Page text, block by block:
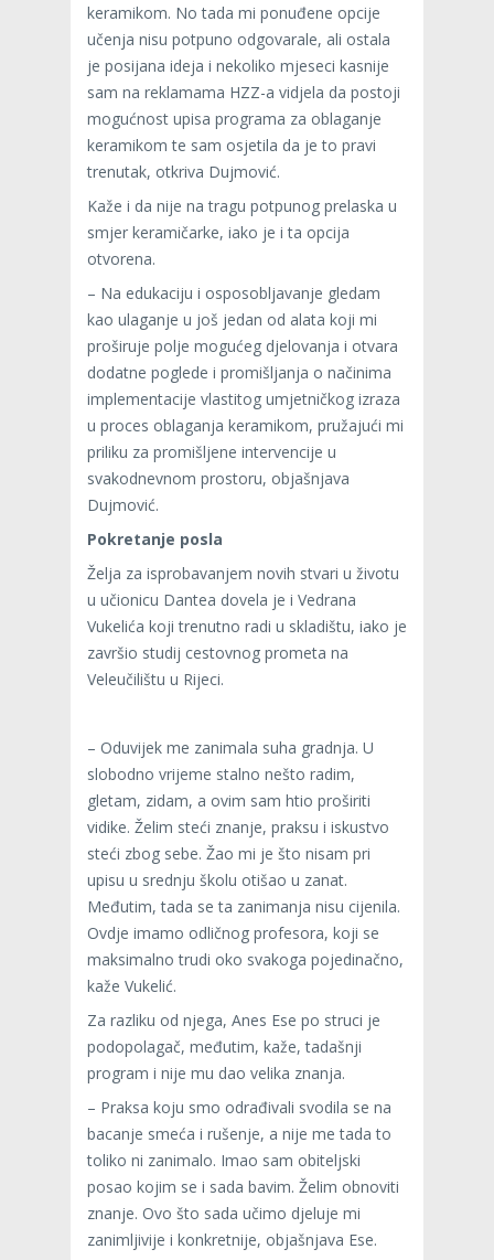
keramikom. No tada mi ponuđene opcije
učenja nisu potpuno odgovarale, ali ostala
je posijana ideja i nekoliko mjeseci kasnije
sam na reklamama HZZ-a vidjela da postoji
mogućnost upisa programa za oblaganje
keramikom te sam osjetila da je to pravi
trenutak, otkriva Dujmović.
Kaže i da nije na tragu potpunog prelaska u
smjer keramičarke, iako je i ta opcija
otvorena.
– Na edukaciju i osposobljavanje gledam
kao ulaganje u još jedan od alata koji mi
proširuje polje mogućeg djelovanja i otvara
dodatne poglede i promišljanja o načinima
implementacije vlastitog umjetničkog izraza
u proces oblaganja keramikom, pružajući mi
priliku za promišljene intervencije u
svakodnevnom prostoru, objašnjava
Dujmović.
Pokretanje posla
Želja za isprobavanjem novih stvari u životu
u učionicu Dantea dovela je i Vedrana
Vukelića koji trenutno radi u skladištu, iako je
završio studij cestovnog prometa na
Veleučilištu u Rijeci.
– Oduvijek me zanimala suha gradnja. U
slobodno vrijeme stalno nešto radim,
gletam, zidam, a ovim sam htio proširiti
vidike. Želim steći znanje, praksu i iskustvo
steći zbog sebe. Žao mi je što nisam pri
upisu u srednju školu otišao u zanat.
Međutim, tada se ta zanimanja nisu cijenila.
Ovdje imamo odličnog profesora, koji se
maksimalno trudi oko svakoga pojedinačno,
kaže Vukelić.
Za razliku od njega, Anes Ese po struci je
podopolagač, međutim, kaže, tadašnji
program i nije mu dao velika znanja.
– Praksa koju smo odrađivali svodila se na
bacanje smeća i rušenje, a nije me tada to
toliko ni zanimalo. Imao sam obiteljski
posao kojim se i sada bavim. Želim obnoviti
znanje. Ovo što sada učimo djeluje mi
zanimljivije i konkretnije, objašnjava Ese.